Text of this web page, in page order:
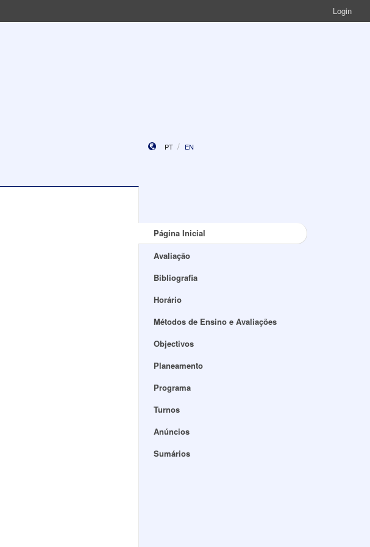
Login
PT EN
Página Inicial
Avaliação
Bibliografia
Horário
Métodos de Ensino e Avaliações
Objectivos
Planeamento
Programa
Turnos
Anúncios
Sumários